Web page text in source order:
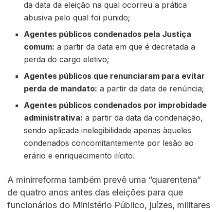
da data da eleição na qual ocorreu a prática
abusiva pelo qual foi punido;
Agentes públicos condenados pela Justiça
comum: a partir da data em que é decretada a
perda do cargo eletivo;
Agentes públicos que renunciaram para evitar
perda de mandato: a partir da data de renúncia;
Agentes públicos condenados por improbidade
administrativa: a partir da data da condenação,
sendo aplicada inelegibilidade apenas àqueles
condenados concomitantemente por lesão ao
erário e enriquecimento ilícito.
A minirreforma também prevê uma “quarentena”
de quatro anos antes das eleições para que
funcionários do Ministério Público, juízes, militares